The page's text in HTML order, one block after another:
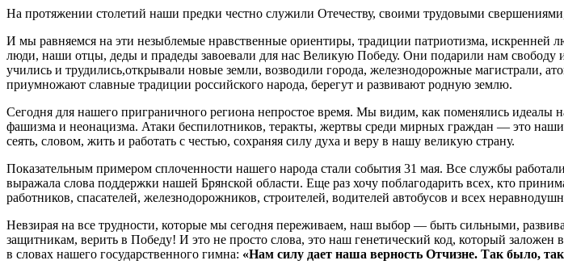
На протяжении столетий наши предки честно служили Отечеству, своими трудовыми
И мы равняемся на эти незыблемые нравственные ориентиры, традиции патриотизма,
люди, наши отцы, деды и прадеды завоевали для нас Великую Победу. Они подарили нам свободу
учились и трудились,открывали новые земли, возводили города, железнодорожные магистрали,
приумножают славные традиции российского народа, берегут и развивают родную землю.
Сегодня для нашего приграничного региона непростое время. Мы видим, как поменялись идеалы
фашизма и неонацизма. Атаки беспилотников, теракты, жертвы среди мирных граждан — это
сеять, словом, жить и работать с честью, сохраняя силу духа и веру в нашу великую страну.
Показательным примером сплоченности нашего народа стали события 31 мая. Все службы
выражала слова поддержки нашей Брянской области. Еще раз хочу поблагодарить всех, кто
работников, спасателей, железнодорожников, строителей, водителей автобусов и всех
Невзирая на все трудности, которые мы сегодня переживаем, наш выбор — быть сильными,
защитникам, верить в Победу! И это не просто слова, это наш генетический код, который
в словах нашего государственного гимна: «Нам силу дает наша верность Отчизне. Так было, так